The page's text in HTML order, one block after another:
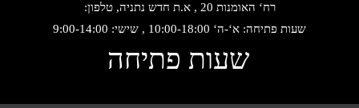
רח‘ האומנות 20 , א.ת חדש נתניה, טלפון:
שעות פתיחה: א‘-ה‘ 10:00-18:00 , שישי: 9:00-14:00
שעות פתיחה